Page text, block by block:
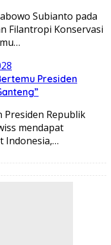
Subianto pada
Filantropi Konservasi
Presiden
Presiden Republik
mendapat
Indonesia,…